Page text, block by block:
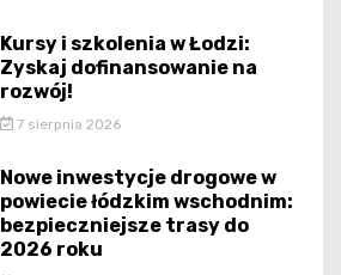
Kursy i szkolenia w Łodzi:
Zyskaj dofinansowanie na
rozwój!
7 sierpnia 2026
Nowe inwestycje drogowe w
powiecie łódzkim wschodnim:
bezpieczniejsze trasy do
2026 roku